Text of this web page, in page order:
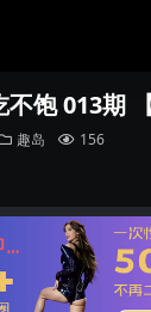
饱 013期 【
趣岛 156